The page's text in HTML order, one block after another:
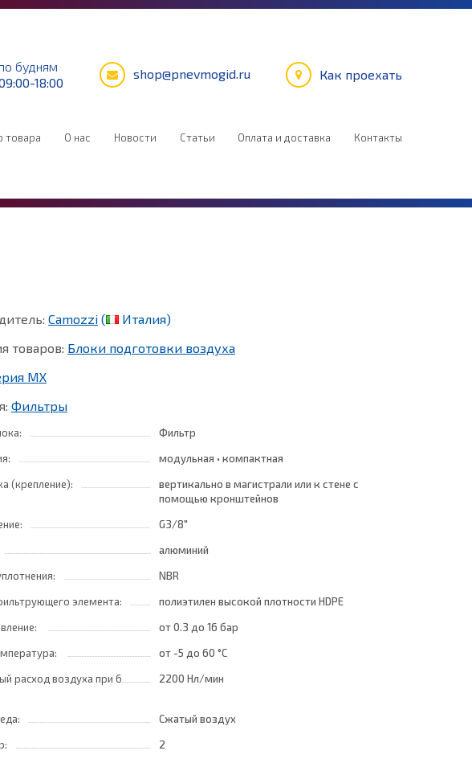
будням
18:00
shop@pnevmogid.ru Как проехать
товара О нас Новости Статьи Оплата и доставка Контакты
Camozzi (
Италия)
товаров: Блоки подготовки воздуха
MX
Фильтры
Фильтр
модульная • компактная
(крепление):
вертикально в магистрали или к стене с
помощью кронштейнов
G3/8"
алюминий
NBR
элемента:
полиэтилен высокой плотности HDPE
от 0.3 до 16 бар
от -5 до 60 °C
расход воздуха при 6
2200 Нл/мин
Сжатый воздух
2